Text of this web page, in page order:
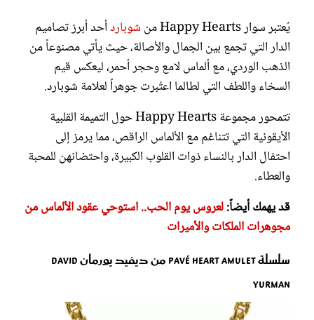
يُعتبر سوار Happy Hearts من شوباردأحد أبرز تصاميم
الدار التي تجمع بين الجمال والأصالة، حيث يأتي مصنوعاً من
الذهب الوردي، مع ألماس لامع وحجر أحمر، ليعكس قيم
السخاء واللطف التي لطالما اعتُبرت جوهراً لعلامة شوبارد.
تتمحور مجموعة Happy Hearts حول التميمة القلبية
الأيقونية التي تتناغم مع الألماس الراقص، مما يرمز إلى
احتفال الدار بالنساء ذوات القلوب الكبيرة، واحتضانهن للمحبة
والعطاء.
قد يهمك أيضاً:لعروس يوم الحب.. استوحي عقود الألماس من
مجوهرات الملكات والأميرات
سلسلة Pavé Heart Amulet من ديفيد يورمان David
Yurman